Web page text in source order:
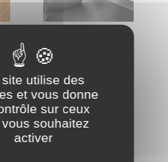
site utilise des
et vous donne
sur ceux
souhaitez
activer
votre salle de bains ?